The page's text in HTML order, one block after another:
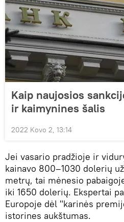
Kaip naujosios
ir kaimynines šalis
2022 Kovo 2, 13:14
Jei vasario pradžioje ir
kainavo 800–1030 dolerių
metrų, tai mėnesio
iki 1650 dolerių. Ekspertai
Europoje dėl "karinės
istorines aukštumas.